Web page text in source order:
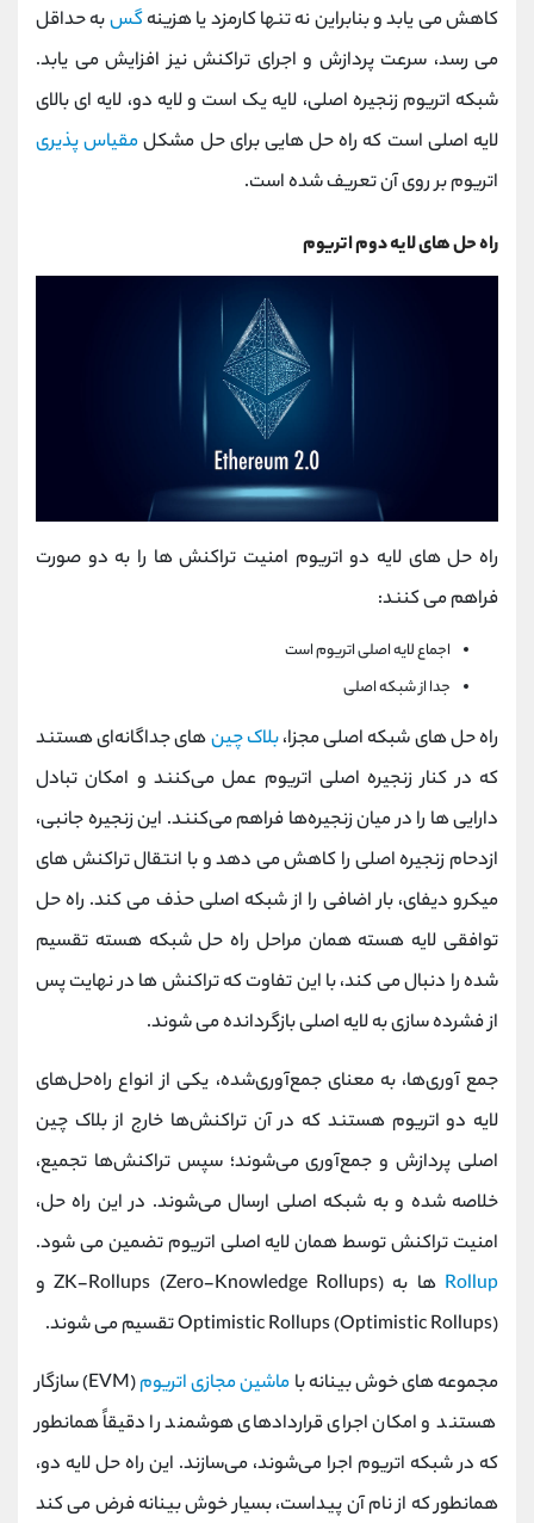
کاهش می یابد و بنابراین نه تنها کارمزد یا هزینهگسبه حداقل
می رسد، سرعت پردازش و اجرای تراکنش نیز افزایش می یابد.
شبکه اتریوم زنجیره اصلی، لایه یک است و لایه دو، لایه ای بالای
لایه اصلی است که راه حل هایی برای حل مشکلمقیاس پذیری
اتریوم بر روی آن تعریف شده است.
راه حل های لایه دوم اتریوم
راه حل های لایه دو اتریوم امنیت تراکنش ها را به دو صورت
فراهم می کنند:
اجماع لایه اصلی اتریوم است
جدا از شبکه اصلی
راه‌ حل‌ های شبکه اصلی مجزا،بلاک‌ چین‌های جداگانه‌ای هستند
که در کنار زنجیره اصلی اتریوم عمل می‌کنند و امکان تبادل
دارایی‌ ها را در میان زنجیره‌ها فراهم می‌کنند. این زنجیره جانبی،
ازدحام زنجیره اصلی را کاهش می دهد و با انتقال تراکنش های
میکرو دیفای، بار اضافی را از شبکه اصلی حذف می کند. راه حل
توافقی لایه هسته همان مراحل راه حل شبکه هسته تقسیم
شده را دنبال می کند، با این تفاوت که تراکنش ها در نهایت پس
از فشرده سازی به لایه اصلی بازگردانده می شوند.
جمع‌ آوری‌ها، به معنای جمع‌آوری‌شده، یکی از انواع راه‌حل‌های
لایه دو اتریوم هستند که در آن تراکنش‌ها خارج از بلاک چین
اصلی پردازش و جمع‌آوری می‌شوند؛ سپس تراکنش‌ها تجمیع،
خلاصه شده و به شبکه اصلی ارسال می‌شوند. در این راه حل،
امنیت تراکنش توسط همان لایه اصلی اتریوم تضمین می شود.
Rollup
ها به ZK-Rollups (Zero-Knowledge Rollups) و
Optimistic Rollups (Optimistic Rollups) تقسیم می شوند.
مجموعه‌ های خوش‌ بینانه با ماشین مجازی اتریوم
(EVM) سازگار
هستند و امکان اجرای قراردادهای هوشمند را دقیقاً همانطور
که در شبکه اتریوم اجرا می‌شوند، می‌سازند. این راه حل لایه دو،
همانطور که از نام آن پیداست، بسیار خوش بینانه فرض می کند